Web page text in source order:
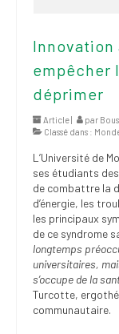
Innovation
empêcher
déprimer
Article | par
Classé dans :
L’Université de
ses étudiants
de combattre la
d’énergie, les
les principaux
de ce syndrome
longtemps
universitaires,
s’occupe de la
Turcotte,
communautaire.